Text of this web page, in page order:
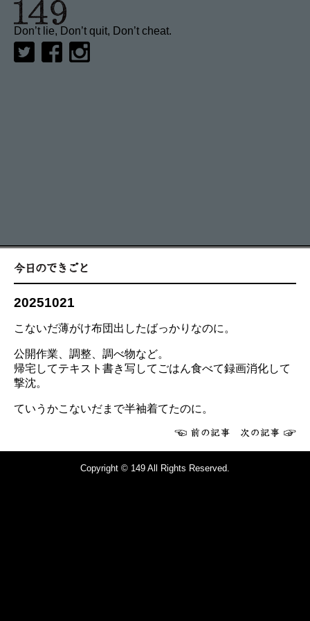
Don’t lie, Don’t quit, Don’t cheat.
20251021
こないだ薄がけ布団出したばっかりなのに。
公開作業、調整、調べ物など。
帰宅してテキスト書き写してごはん食べて録画消化して
撃沈。
ていうかこないだまで半袖着てたのに。
Copyright © 149 All Rights Reserved.